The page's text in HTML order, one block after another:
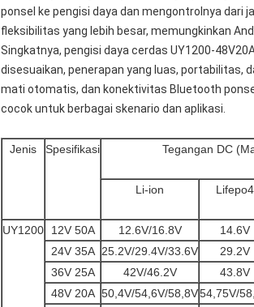
ponsel ke pengisi daya dan mengontrolnya dari
fleksibilitas yang lebih besar, memungkinkan
Singkatnya, pengisi daya cerdas UY1200-
disesuaikan, penerapan yang luas, portabilitas,
mati otomatis, dan konektivitas Bluetooth
cocok untuk berbagai skenario dan aplikasi.
Jenis Spesifikasi Tegangan DC
Li-ion
Lifepo4
UY1200 12V 50A 12.6V/16.8V 14.6V
24V 35A 25.2V/29.4V/33.6V 29.2V
36V 25A
42V/46.2V 43.8V
48V 20A 50,4V/54,6V/58,8V54,75V/